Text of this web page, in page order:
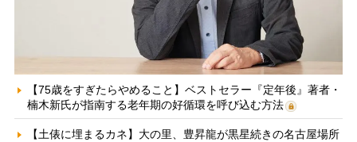
【75歳をすぎたらやめること】ベストセラー『定年後』著者・
楠木新氏が指南する老年期の好循環を呼び込む方法
【土俵に埋まるカネ】大の里、豊昇龍が黒星続きの名古屋場所